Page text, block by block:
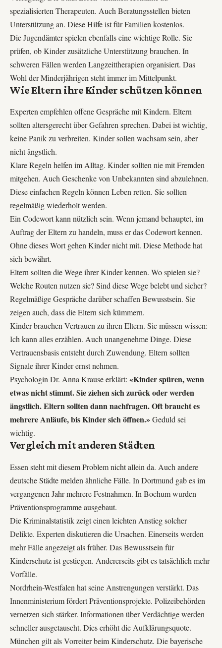
spezialisierten Therapeuten. Auch Beratungsstellen bieten
Unterstützung an. Diese Hilfe ist für Familien kostenlos.
Die Jugendämter spielen ebenfalls eine wichtige Rolle. Sie
prüfen, ob Kinder zusätzliche Unterstützung brauchen. In
schweren Fällen werden Langzeittherapien organisiert. Das
Wohl der Minderjährigen steht immer im Mittelpunkt.
Wie Eltern ihre Kinder schützen können
Experten empfehlen offene Gespräche mit Kindern. Eltern
sollten altersgerecht über Gefahren sprechen. Dabei ist wichtig,
keine Panik zu verbreiten. Kinder sollen wachsam sein, aber
nicht ängstlich.
Klare Regeln helfen im Alltag. Kinder sollten nie mit Fremden
mitgehen. Auch Geschenke von Unbekannten sind abzulehnen.
Diese einfachen Regeln können Leben retten. Sie sollten
regelmäßig wiederholt werden.
Ein Codewort kann nützlich sein. Wenn jemand behauptet, im
Auftrag der Eltern zu handeln, muss er das Codewort kennen.
Ohne dieses Wort gehen Kinder nicht mit. Diese Methode hat
sich bewährt.
Eltern sollten die Wege ihrer Kinder kennen. Wo spielen sie?
Welche Routen nutzen sie? Sind diese Wege belebt und sicher?
Regelmäßige Gespräche darüber schaffen Bewusstsein. Sie
zeigen auch, dass die Eltern sich kümmern.
Kinder brauchen Vertrauen zu ihren Eltern. Sie müssen wissen:
Ich kann alles erzählen. Auch unangenehme Dinge. Diese
Vertrauensbasis entsteht durch Zuwendung. Eltern sollten
Signale ihrer Kinder ernst nehmen.
Psychologin Dr. Anna Krause erklärt: «Kinder spüren, wenn
etwas nicht stimmt. Sie ziehen sich zurück oder werden
ängstlich. Eltern sollten dann nachfragen. Oft braucht es
mehrere Anläufe, bis Kinder sich öffnen.»Geduld sei
wichtig.
Vergleich mit anderen Städten
Essen steht mit diesem Problem nicht allein da. Auch andere
deutsche Städte melden ähnliche Fälle. In Dortmund gab es im
vergangenen Jahr mehrere Festnahmen. In Bochum wurden
Präventionsprogramme ausgebaut.
Die Kriminalstatistik zeigt einen leichten Anstieg solcher
Delikte. Experten diskutieren die Ursachen. Einerseits werden
mehr Fälle angezeigt als früher. Das Bewusstsein für
Kinderschutz ist gestiegen. Andererseits gibt es tatsächlich mehr
Vorfälle.
Nordrhein-Westfalen hat seine Anstrengungen verstärkt. Das
Innenministerium fördert Präventionsprojekte. Polizeibehörden
vernetzen sich stärker. Informationen über Verdächtige werden
schneller ausgetauscht. Dies erhöht die Aufklärungsquote.
München gilt als Vorreiter beim Kinderschutz. Die bayerische